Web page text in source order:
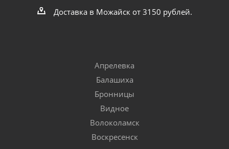
Доставка в Можайск от 3150 рублей.
Апрелевка
Балашиха
Бронницы
Видное
Волоколамск
Воскресенск